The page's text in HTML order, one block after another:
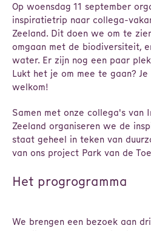
Op woensdag 11 september
inspiratietrip naar collega-
Zeeland. Dit doen we om te
omgaan met de biodiversiteit,
water. Er zijn nog een paar
Lukt het je om mee te gaan?
welkom!
Samen met onze collega's van
Zeeland organiseren we de
staat geheel in teken van
van ons project Park van de
Het progrogramma
We brengen een bezoek aan